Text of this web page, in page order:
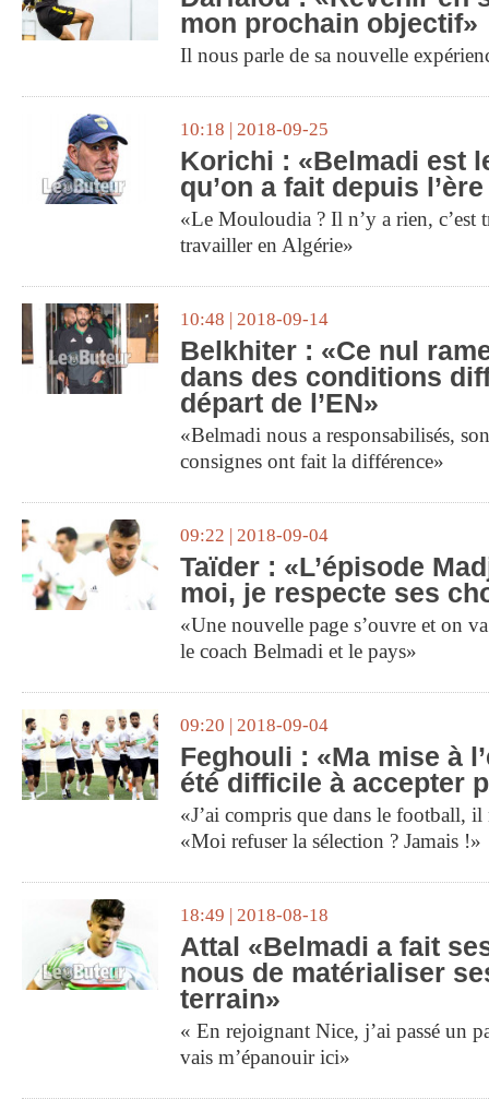
mon prochain objectif»
Il nous parle de sa nouvelle
10:18 | 2018-09-25
Korichi : «Belmadi est
qu’on a fait depuis
«Le Mouloudia ? Il n’y a rien, c’est
travailler en Algérie»
10:48 | 2018-09-14
Belkhiter : «Ce nul
dans des conditions
départ de l’EN»
«Belmadi nous a responsabilisés,
consignes ont fait la différence»
09:22 | 2018-09-04
Taïder : «L’épisode
moi, je respecte ses
«Une nouvelle page s’ouvre et on
le coach Belmadi et le pays»
09:20 | 2018-09-04
Feghouli : «Ma mise à
été difficile à accepter
«J’ai compris que dans le football,
«Moi refuser la sélection ? Jamais !»
18:49 | 2018-08-18
Attal «Belmadi a fait
nous de matérialiser
terrain»
« En rejoignant Nice, j’ai passé un
vais m’épanouir ici»